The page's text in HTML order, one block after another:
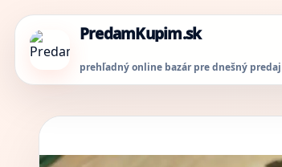
PredamKupim.sk
prehľadný online bazár pre dnešný predaj